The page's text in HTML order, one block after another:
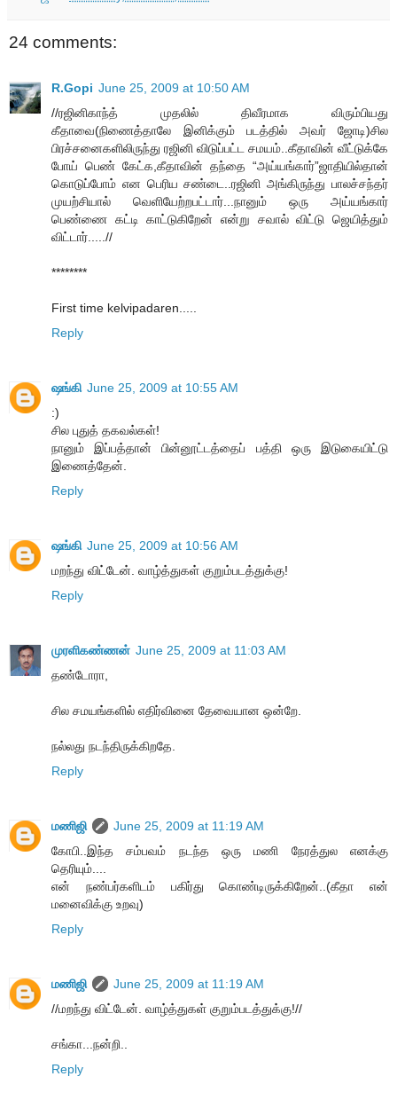
24 comments:
R.Gopi June 25, 2009 at 10:50 AM
//ரஜினிகாந்த் முதலில் திவீரமாக விரும்பியது
கீதாவை(நிணைத்தாலே இனிக்கும் படத்தில் அவர் ஜோடி)சில
பிரச்சனைகளிலிருந்து ரஜினி விடுப்பட்ட சமயம்..கீதாவின் வீட்டுக்கே
போய் பெண் கேட்க,கீதாவின் தந்தை “அய்யங்கார்”ஜாதியில்தான்
கொடுப்போம் என பெரிய சண்டை..ரஜினி அங்கிருந்து பாலச்சந்தர்
முயற்சியால் வெளியேற்றபட்டார்...நானும் ஒரு அய்யங்கார்
பெண்ணை கட்டி காட்டுகிறேன் என்று சவால் விட்டு ஜெயித்தும்
விட்டார்.....//
********
First time kelvipadaren.....
Reply
ஷங்கி June 25, 2009 at 10:55 AM
:)
சில புதுத் தகவல்கள்!
நானும் இப்பத்தான் பின்னூட்டத்தைப் பத்தி ஒரு இடுகையிட்டு
இணைத்தேன்.
Reply
ஷங்கி June 25, 2009 at 10:56 AM
மறந்து விட்டேன். வாழ்த்துகள் குறும்படத்துக்கு!
Reply
முரளிகண்ணன் June 25, 2009 at 11:03 AM
தண்டோரா,
சில சமயங்களில் எதிர்வினை தேவையான ஒன்றே.
நல்லது நடந்திருக்கிறதே.
Reply
மணிஜி
June 25, 2009 at 11:19 AM
கோபி..இந்த சம்பவம் நடந்த ஒரு மணி நேரத்துல எனக்கு
தெரியும்....
என் நண்பர்களிடம் பகிர்து கொண்டிருக்கிறேன்..(கீதா என்
மனைவிக்கு உறவு)
Reply
மணிஜி
June 25, 2009 at 11:19 AM
//மறந்து விட்டேன். வாழ்த்துகள் குறும்படத்துக்கு!//
சங்கா...நன்றி..
Reply